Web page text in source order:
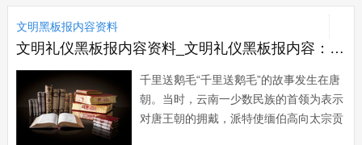
情舒畅;一位残疾人可能坦然乐观;一位生
活顺利的人可能会愁眉不展，一位身处逆
境的人可...
文明黑板报内容资料
文明礼仪黑板报内容资料_文明礼仪黑板报内容：礼仪小故事之千里送鹅毛
千里送鹅毛“千里送鹅毛”的故事发生在唐
朝。当时，云南一少数民族的首领为表示
对唐王朝的拥戴，派特使缅伯高向太宗贡